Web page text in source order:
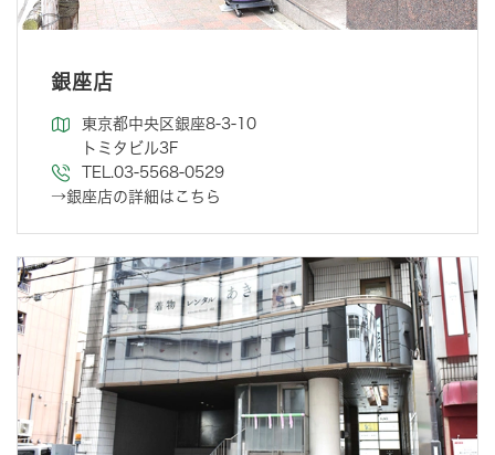
銀座店
東京都中央区銀座8-3-10
トミタビル3F
TEL.03-5568-0529
→銀座店の詳細はこちら